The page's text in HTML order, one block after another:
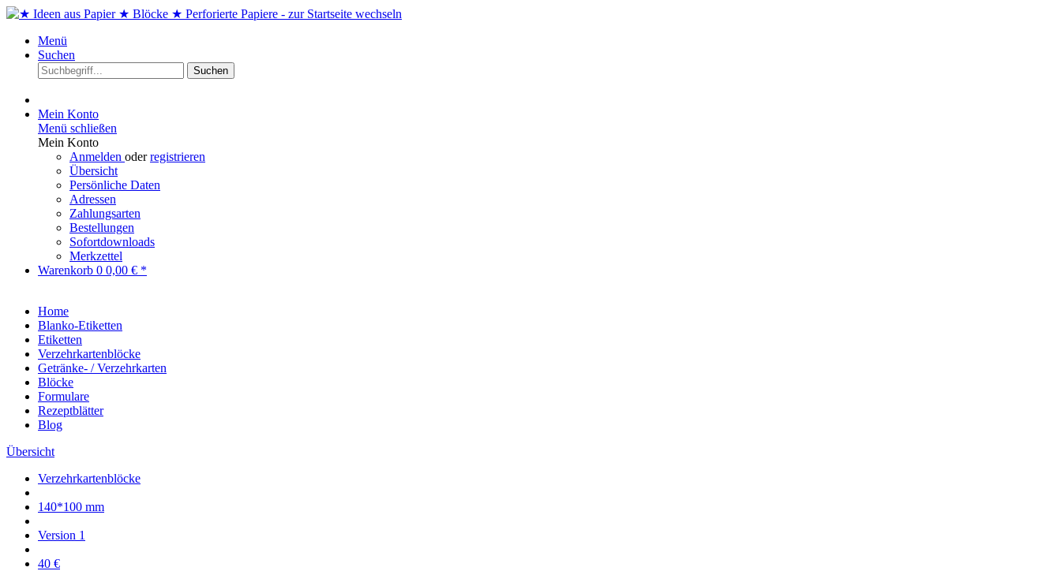
Menü
Suchen
Suchen
Mein Konto
Menü schließen
Mein Konto
Anmelden oderregistrieren
Übersicht
Persönliche Daten
Adressen
Zahlungsarten
Bestellungen
Sofortdownloads
Merkzettel
Warenkorb 0 0,00 € *
Home
Blanko-Etiketten
Etiketten
Verzehrkartenblöcke
Getränke- / Verzehrkarten
Blöcke
Formulare
Rezeptblätter
Blog
Übersicht
Verzehrkartenblöcke
140*100 mm
Version 1
40 €